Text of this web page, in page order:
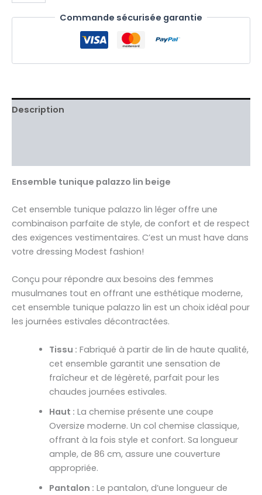
Commande sécurisée garantie
Description
Ensemble tunique palazzo lin beige
Cet ensemble tunique palazzo lin léger offre une
combinaison parfaite de style, de confort et de respect
des exigences vestimentaires. C’est un must have dans
votre dressing Modest fashion!
Conçu pour répondre aux besoins des femmes
musulmanes tout en offrant une esthétique moderne,
cet ensemble tunique palazzo lin est un choix idéal pour
les journées estivales décontractées.
Tissu : Fabriqué à partir de lin de haute qualité,
cet ensemble garantit une sensation de
fraîcheur et de légèreté, parfait pour les
chaudes journées estivales.
Haut : La chemise présente une coupe
Oversize moderne. Un col chemise classique,
offrant à la fois style et confort. Sa longueur
ample, de 86 cm, assure une couverture
appropriée.
Pantalon : Le pantalon, d’une longueur de